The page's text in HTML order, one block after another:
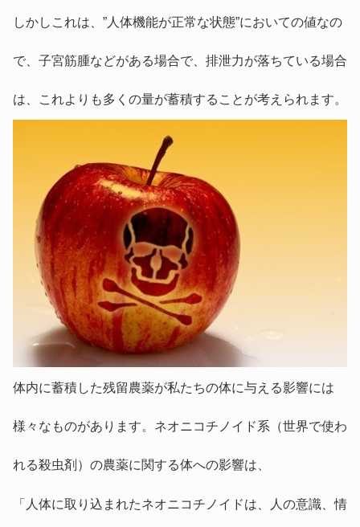
しかしこれは、”人体機能が正常な状態”においての値なの
で、子宮筋腫などがある場合で、排泄力が落ちている場合
は、これよりも多くの量が蓄積することが考えられます。
体内に蓄積した残留農薬が私たちの体に与える影響には
様々なものがあります。ネオニコチノイド系（世界で使わ
れる殺虫剤）の農薬に関する体への影響は、
「人体に取り込まれたネオニコチノイドは、人の意識、情